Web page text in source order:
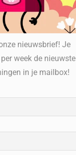
nieuwsbrief! Je
week de nieuwste
in je mailbox!